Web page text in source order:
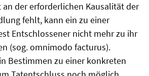
an der erforderlichen Kausalität der
fehlt, kann ein zu einer
Entschlossener nicht mehr zu ihr
(sog. omnimodo facturus).
Bestimmen zu einer konkreten